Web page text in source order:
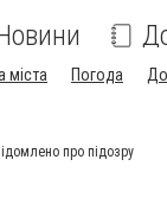
міста Погода
про підозру